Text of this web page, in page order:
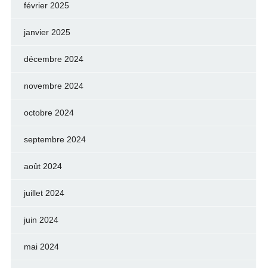
février 2025
janvier 2025
décembre 2024
novembre 2024
octobre 2024
septembre 2024
août 2024
juillet 2024
juin 2024
mai 2024